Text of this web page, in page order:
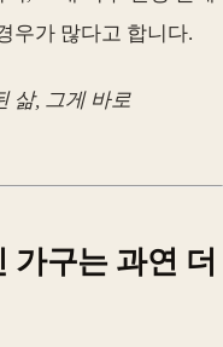
우가 많다고 합니다.
삶, 그게 바로
가구는 과연 더